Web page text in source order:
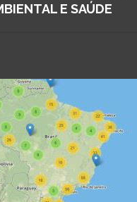
E SAÚDE